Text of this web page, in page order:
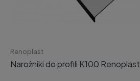
Renoplast
Narożniki do profili K100 Renoplast